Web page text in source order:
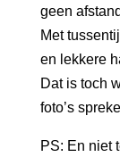
geen
Met
en lekkere
Dat is toch
foto’s
PS: En niet